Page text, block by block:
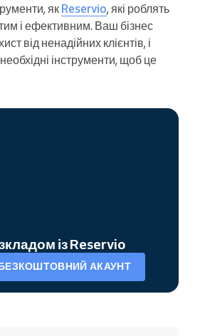
як Reservio, які роблять
і ефективним. Ваш бізнес
від ненадійних клієнтів, і
інструменти, щоб це
із Reservio
АКАУНТ